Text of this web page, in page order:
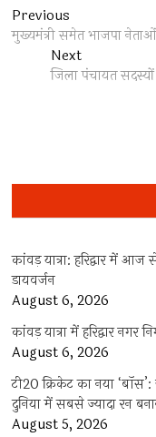
Post
navigation
Previous
post:
मुख्यमंत्री समेत भाजपा
NextNext
post:
जिला पंचायत सदस्यों
कांवड़ यात्रा: हरिद्वार में
डायवर्जन
August 6, 2026
कांवड़ यात्रा में हरिद्वार नगर
August 6, 2026
टी20 क्रिकेट का नया ‘बॉस’:
दुनिया में सबसे ज्यादा रन
August 5, 2026